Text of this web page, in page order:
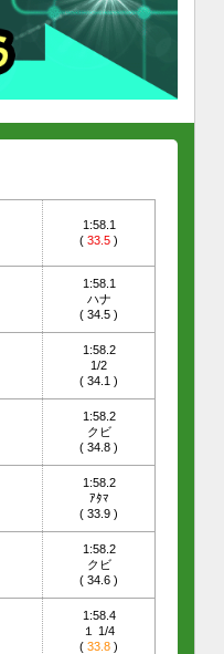
1:58.1
( 33.5 )
1:58.1
ハナ
( 34.5 )
1:58.2
1/2
( 34.1 )
1:58.2
クビ
( 34.8 )
1:58.2
ｱﾀﾏ
( 33.9 )
1:58.2
クビ
( 34.6 )
1:58.4
１ 1/4
( 33.8 )